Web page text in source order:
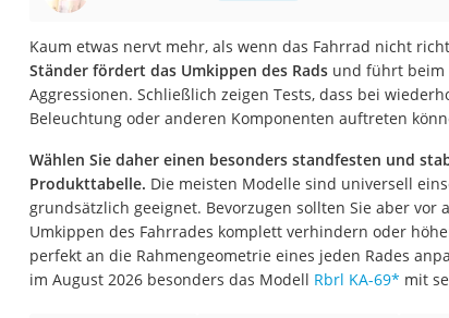
Aluminium-
Futterboot
Air Bike
E-Bike-
Reisetasche
Kaum etwas nervt mehr, als wenn das Fahrrad nicht
Ständer fördert das Umkippen des Radsund führt beim
Aggressionen. Schließlich zeigen Tests, dass bei
Beleuchtung oder anderen Komponenten auftreten
Wählen Sie daher einen besonders standfesten und
Produkttabelle. Die meisten Modelle sind universell
grundsätzlich geeignet. Bevorzugen sollten Sie aber vor
Umkippen des Fahrrades komplett verhindern oder
perfekt an die Rahmengeometrie eines jeden Rades
im August 2026 besonders das Modell Rbrl KA-69* mit